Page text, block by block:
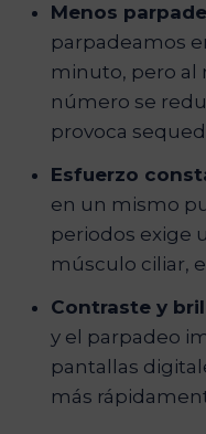
Menos
parpadeamos
minuto, pero al
número se
provoca
Esfuerzo
en un mismo
periodos exige
músculo ciliar,
Contraste y
y el parpadeo
pantallas
más